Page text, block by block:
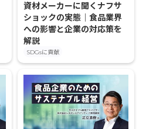
資材メーカーに聞くナフサ
ショックの実態｜食品業界
への影響と企業の対応策を
解説
SDGsに貢献